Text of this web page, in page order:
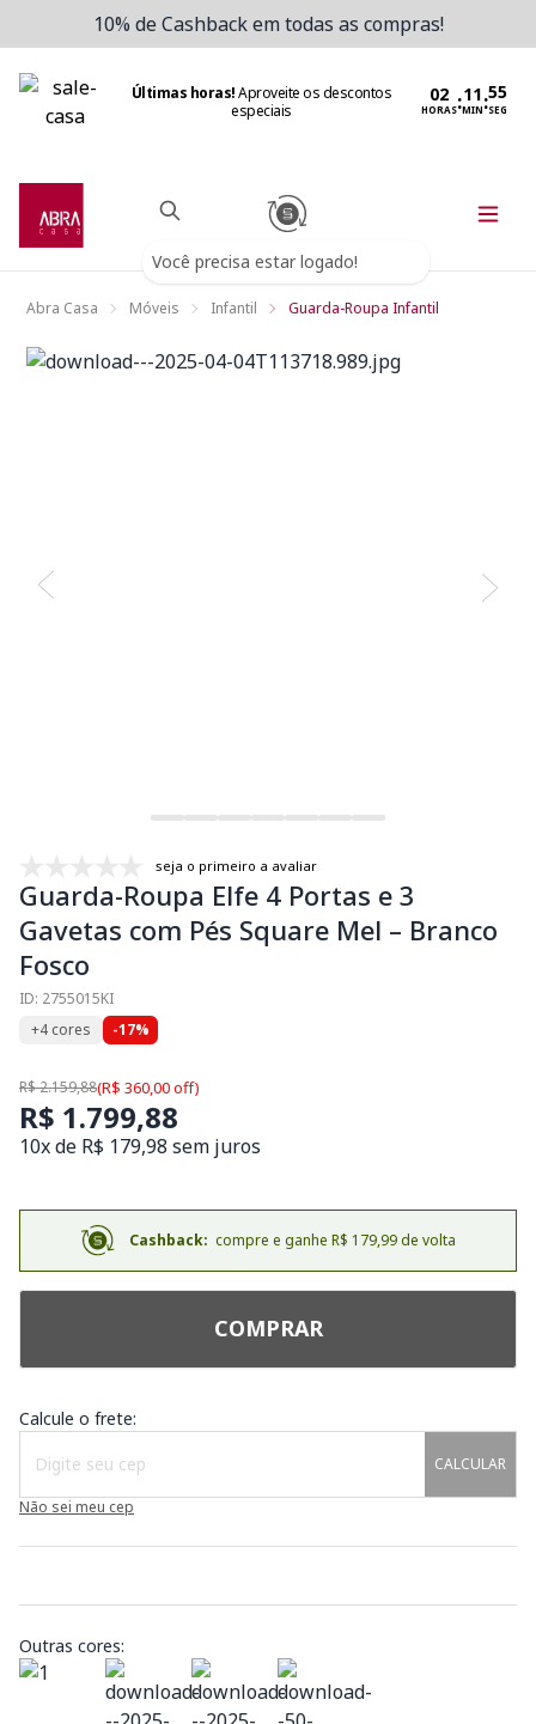
10% de Cashback em todas as compras!
Últimas horas!Aproveite os descontos
especiais
HORAS:MIN:SEG
Você precisa estar logado!
Abra Casa Móveis Infantil Guarda-Roupa Infantil
seja o primeiro a avaliar
Guarda-Roupa Elfe 4 Portas e 3
Gavetas com Pés Square Mel – Branco
Fosco
ID: 2755015KI
+4 cores
-17%
R$ 2.159,88(R$ 360,00 off)
R$ 1.799,88
10x de R$ 179,98 sem juros
Cashback: compre e ganhe R$ 179,99 de volta
COMPRAR
Calcule o frete:
CALCULAR
Não sei meu cep
Outras cores: